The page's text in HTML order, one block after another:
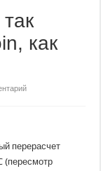
как
перерасчет
(пересмотр